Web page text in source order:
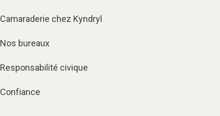
Camaraderie chez Kyndryl
Nos bureaux
Responsabilité civique
Confiance